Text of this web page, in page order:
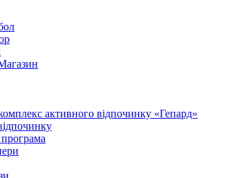
активного відпочинку «Гепард»